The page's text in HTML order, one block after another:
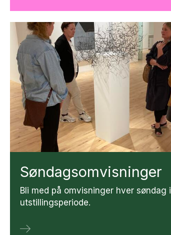
Søn­dags­om­vis­nin­ger
Bli med på omvisninger hver søndag i
utstillingsperiode.